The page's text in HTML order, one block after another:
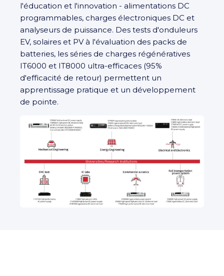
l'éducation et l'innovation - alimentations DC
programmables, charges électroniques DC et
analyseurs de puissance. Des tests d'onduleurs
EV, solaires et PV à l'évaluation des packs de
batteries, les séries de charges régénératives
IT6000 et IT8000 ultra-efficaces (95%
d'efficacité de retour) permettent un
apprentissage pratique et un développement
de pointe.